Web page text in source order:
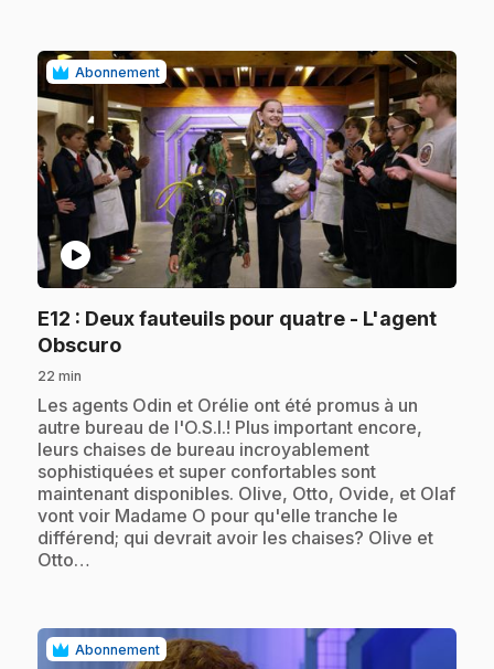
Abonnement
play_circle
E12 : Deux fauteuils pour quatre - L'agent
Obscuro.
22 min
.Les agents Odin et Orélie ont été promus à un
autre bureau de l'O.S.I.! Plus important encore,
leurs chaises de bureau incroyablement
sophistiquées et super confortables sont
maintenant disponibles. Olive, Otto, Ovide, et Olaf
vont voir Madame O pour qu'elle tranche le
différend; qui devrait avoir les chaises? Olive et
Otto…
Abonnement